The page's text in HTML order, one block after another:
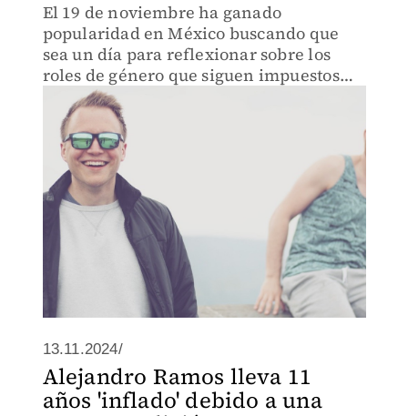
El 19 de noviembre ha ganado
popularidad en México buscando que
sea un día para reflexionar sobre los
roles de género que siguen impuestos
por la sociedad.
13.11.2024/
Alejandro Ramos lleva 11
años 'inflado' debido a una